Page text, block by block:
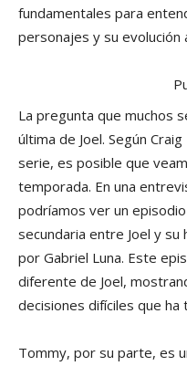
fundamentales para
personajes y su evolución
La pregunta que muchos
última de Joel. Según
serie, es posible que
temporada. En una
podríamos ver un
secundaria entre Joel y
por Gabriel Luna. Este
diferente de Joel,
decisiones difíciles que
Tommy, por su parte, es